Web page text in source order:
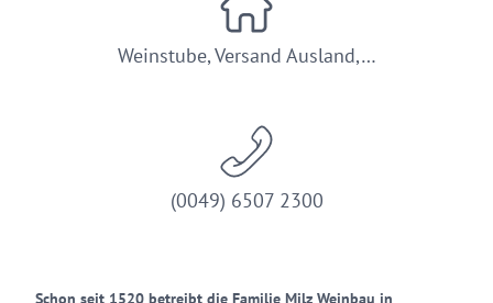
Weinstube, Versand Ausland,…
(0049) 6507 2300
Schon seit 1520 betreibt die Familie Milz Weinbau in